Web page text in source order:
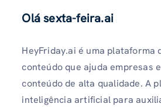
Olá sexta-feira.ai
HeyFriday.ai é uma plataforma
conteúdo que ajuda empresas
conteúdo de alta qualidade. A
inteligência artificial para